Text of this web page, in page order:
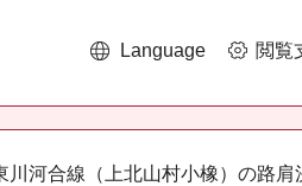
Language 閲覧
川河合線（上北山村小橡）の路